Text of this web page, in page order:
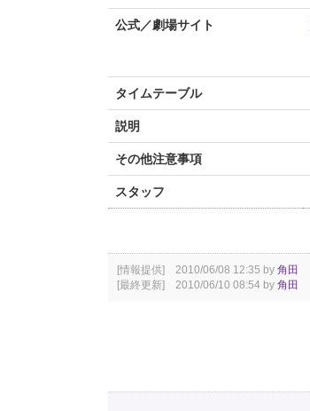
公式／劇場サイト
タイムテーブル
説明
その他注意事項
スタッフ
[情報提供] 2010/06/08 12:35 by 角田
[最終更新] 2010/06/10 08:54 by 角田